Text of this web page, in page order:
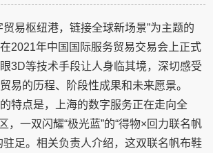
贸易枢纽港，链接全球新场景”为主题的
在2021年中国国际服务贸易交易会上正式
3D等技术手段让人身临其境，深切感受
易的历程、阶段性成果和未来愿景。
特点是，上海的数字服务正在走向全
，一双闪耀“极光蓝”的“得物×回力联名帆
驻足。相关负责人介绍，这双联名帆布鞋